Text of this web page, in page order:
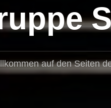
auf den Seiten